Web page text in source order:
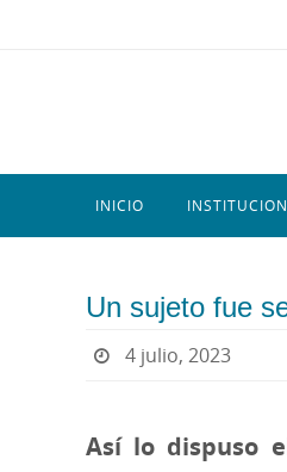
INICIO
Un sujeto fue
4 julio, 2023
Así lo dispuso